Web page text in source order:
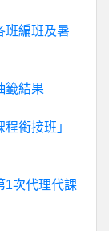
班編班及暑
籤結果
銜接班」
1次代理代課